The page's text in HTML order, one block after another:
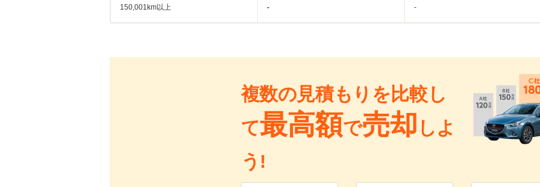
150,001km以上 - -
複数の見積もりを比較し
て最高額で売却 しよ
う!